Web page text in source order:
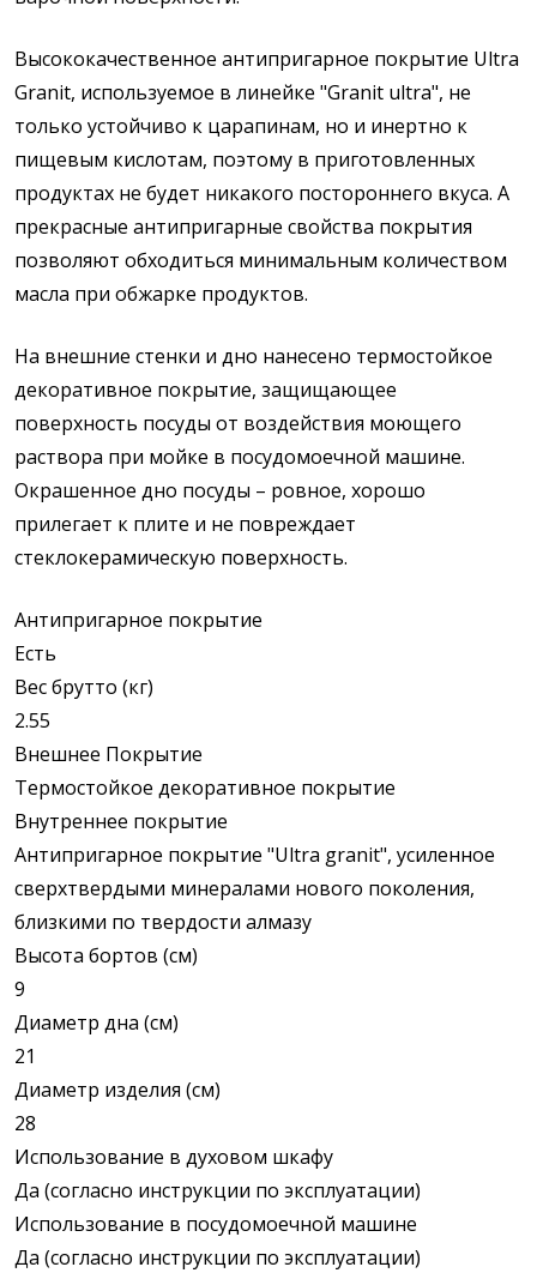
Высококачественное антипригарное покрытие Ultra
Granit, используемое в линейке "Granit ultra", не
только устойчиво к царапинам, но и инертно к
пищевым кислотам, поэтому в приготовленных
продуктах не будет никакого постороннего вкуса. А
прекрасные антипригарные свойства покрытия
позволяют обходиться минимальным количеством
масла при обжарке продуктов.
На внешние стенки и дно нанесено термостойкое
декоративное покрытие, защищающее
поверхность посуды от воздействия моющего
раствора при мойке в посудомоечной машине.
Окрашенное дно посуды – ровное, хорошо
прилегает к плите и не повреждает
стеклокерамическую поверхность.
Антипригарное покрытие
Есть
Вес брутто (кг)
2.55
Внешнее Покрытие
Термостойкое декоративное покрытие
Внутреннее покрытие
Антипригарное покрытие "Ultra granit", усиленное
сверхтвердыми минералами нового поколения,
близкими по твердости алмазу
Высота бортов (см)
9
Диаметр дна (см)
21
Диаметр изделия (см)
28
Использование в духовом шкафу
Да (согласно инструкции по эксплуатации)
Использование в посудомоечной машине
Да (согласно инструкции по эксплуатации)